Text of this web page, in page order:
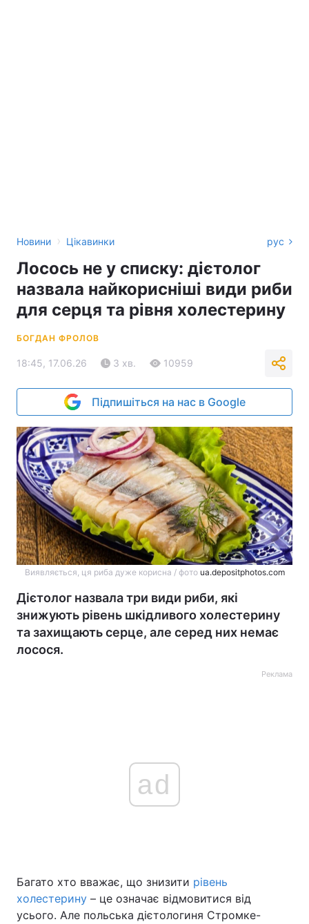
Новини › Цікавинки рус
Лосось не у списку: дієтолог
назвала найкорисніші види риби
для серця та рівня холестерину
БОГДАН ФРОЛОВ
18:45, 17.06.26 3 хв. 10959
Підпишіться на нас в Google
Виявляється, ця риба дуже корисна / фото ua.depositphotos.com
Дієтолог назвала три види риби, які
знижують рівень шкідливого холестерину
та захищають серце, але серед них немає
лосося.
Реклама
ad
Багато хто вважає, що знизити рівень
холестерину – це означає відмовитися від
усього. Але польська дієтологиня Стромке-